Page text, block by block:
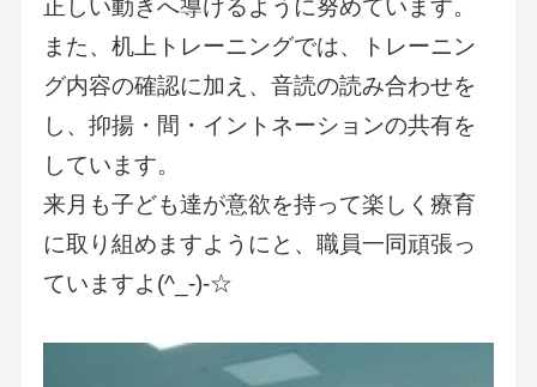
正しい動きへ導けるように努めています。
また、机上トレーニングでは、トレーニン
グ内容の確認に加え、音読の読み合わせを
し、抑揚・間・イントネーションの共有を
しています。
来月も子ども達が意欲を持って楽しく療育
に取り組めますようにと、職員一同頑張っ
ていますよ(^_-)-☆